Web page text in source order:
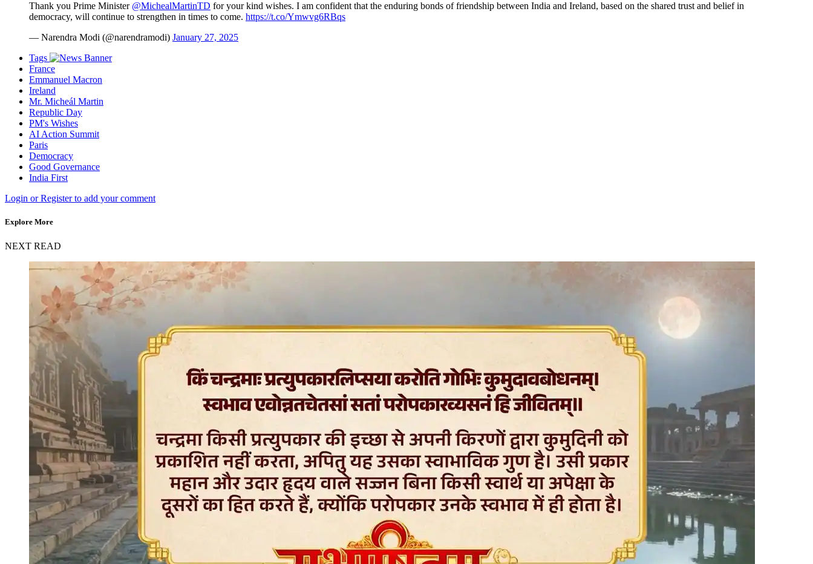
Thank you Prime Minister @MichealMartinTD for your kind wishes. I am confident that the enduring bonds of friendship between India and Ireland, based on the shared trust and belief in
democracy, will continue to strengthen in times to come. https://t.co/Ymwvg6RBqs
— Narendra Modi (@narendramodi) January 27, 2025
Tags
France
Emmanuel Macron
Ireland
Mr. Micheál Martin
Republic Day
PM's Wishes
AI Action Summit
Paris
Democracy
Good Governance
India First
Login or Register to add your comment
Explore More
NEXT READ